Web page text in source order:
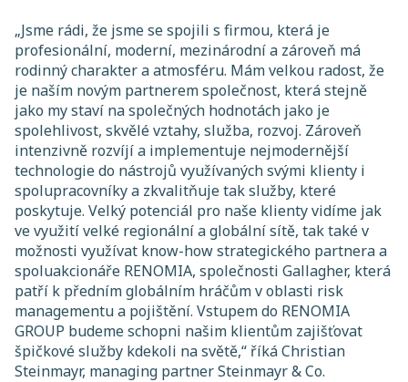
„Jsme rádi, že jsme se spojili s firmou, která je
profesionální, moderní, mezinárodní a zároveň má
rodinný charakter a atmosféru. Mám velkou radost, že
je naším novým partnerem společnost, která stejně
jako my staví na společných hodnotách jako je
spolehlivost, skvělé vztahy, služba, rozvoj. Zároveň
intenzivně rozvíjí a implementuje nejmodernější
technologie do nástrojů využívaných svými klienty i
spolupracovníky a zkvalitňuje tak služby, které
poskytuje. Velký potenciál pro naše klienty vidíme jak
ve využití velké regionální a globální sítě, tak také v
možnosti využívat know-how strategického partnera a
spoluakcionáře RENOMIA, společnosti Gallagher, která
patří k předním globálním hráčům v oblasti risk
managementu a pojištění. Vstupem do RENOMIA
GROUP budeme schopni našim klientům zajišťovat
špičkové služby kdekoli na světě,“ říká Christian
Steinmayr, managing partner Steinmayr & Co.